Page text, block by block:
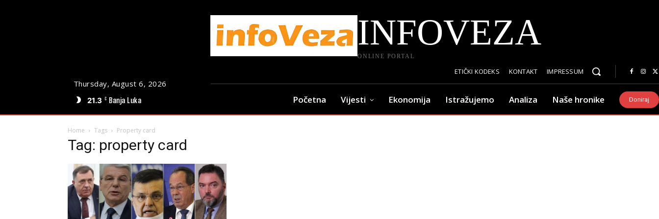
Thursday, August 6, 2026
21.3 C Banja Luka
INFOVEZA
ONLINE PORTAL
ETIČKI KODEKS KONTAKT IMPRESSUM
Početna Vijesti Ekonomija Istražujemo Analiza Naše hronike Doniraj
Home Tags Property card
Tag: property card